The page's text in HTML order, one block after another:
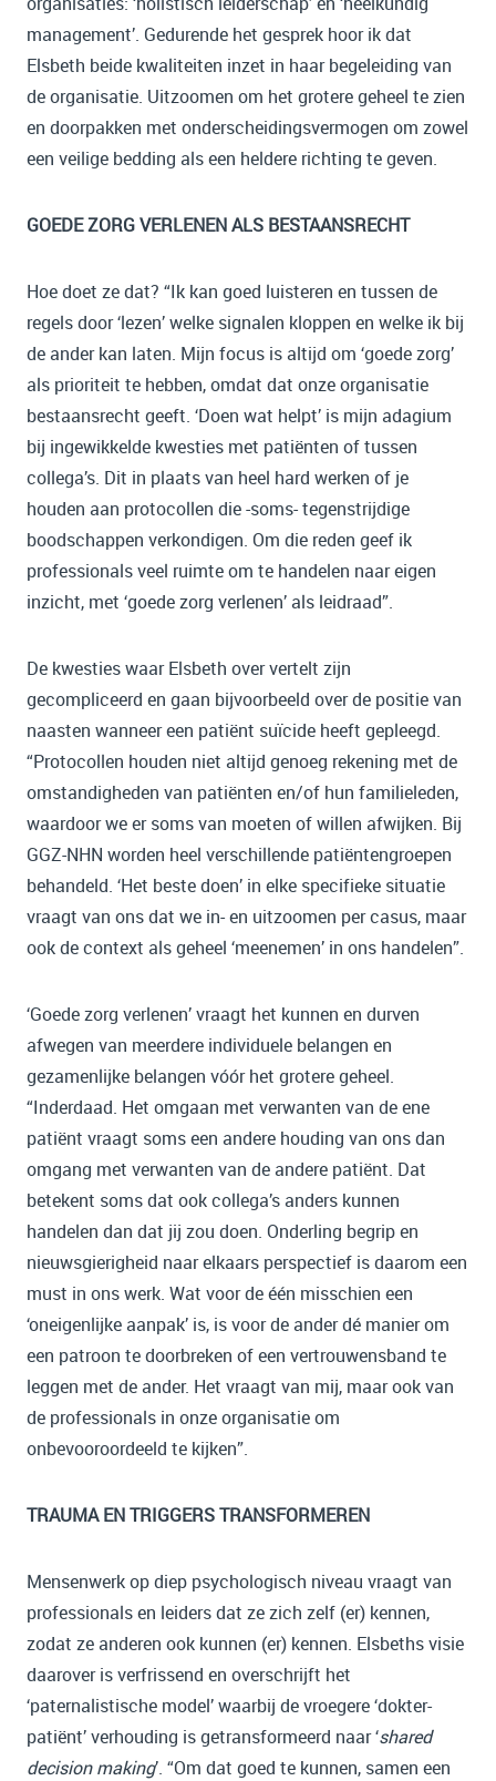
management’. Gedurende het gesprek hoor ik dat
Elsbeth beide kwaliteiten inzet in haar begeleiding van
de organisatie. Uitzoomen om het grotere geheel te zien
en doorpakken met onderscheidingsvermogen om zowel
een veilige bedding als een heldere richting te geven.
GOEDE ZORG VERLENEN ALS BESTAANSRECHT
Hoe doet ze dat? “Ik kan goed luisteren en tussen de
regels door ‘lezen’ welke signalen kloppen en welke ik bij
de ander kan laten. Mijn focus is altijd om ‘goede zorg’
als prioriteit te hebben, omdat dat onze organisatie
bestaansrecht geeft. ‘Doen wat helpt’ is mijn adagium
bij ingewikkelde kwesties met patiënten of tussen
collega’s. Dit in plaats van heel hard werken of je
houden aan protocollen die -soms- tegenstrijdige
boodschappen verkondigen. Om die reden geef ik
professionals veel ruimte om te handelen naar eigen
inzicht, met ‘goede zorg verlenen’ als leidraad”.
De kwesties waar Elsbeth over vertelt zijn
gecompliceerd en gaan bijvoorbeeld over de positie van
naasten wanneer een patiënt suïcide heeft gepleegd.
“Protocollen houden niet altijd genoeg rekening met de
omstandigheden van patiënten en/of hun familieleden,
waardoor we er soms van moeten of willen afwijken. Bij
GGZ-NHN worden heel verschillende patiëntengroepen
behandeld. ‘Het beste doen’ in elke specifieke situatie
vraagt van ons dat we in- en uitzoomen per casus, maar
ook de context als geheel ‘meenemen’ in ons handelen”.
‘Goede zorg verlenen’ vraagt het kunnen en durven
afwegen van meerdere individuele belangen en
gezamenlijke belangen vóór het grotere geheel.
“Inderdaad. Het omgaan met verwanten van de ene
patiënt vraagt soms een andere houding van ons dan
omgang met verwanten van de andere patiënt. Dat
betekent soms dat ook collega’s anders kunnen
handelen dan dat jij zou doen. Onderling begrip en
nieuwsgierigheid naar elkaars perspectief is daarom een
must in ons werk. Wat voor de één misschien een
‘oneigenlijke aanpak’ is, is voor de ander dé manier om
een patroon te doorbreken of een vertrouwensband te
leggen met de ander. Het vraagt van mij, maar ook van
de professionals in onze organisatie om
onbevooroordeeld te kijken”.
TRAUMA EN TRIGGERS TRANSFORMEREN
Mensenwerk op diep psychologisch niveau vraagt van
professionals en leiders dat ze zich zelf (er) kennen,
zodat ze anderen ook kunnen (er) kennen. Elsbeths visie
daarover is verfrissend en overschrijft het
‘paternalistische model’ waarbij de vroegere ‘dokter-
patiënt’ verhouding is getransformeerd naar ‘shared
decision making’. “Om dat goed te kunnen, samen een